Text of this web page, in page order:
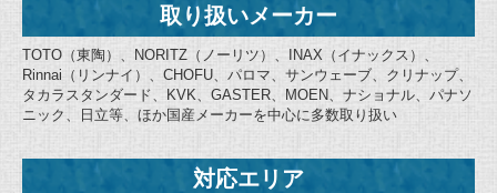
取り扱いメーカー
TOTO（東陶）、NORITZ（ノーリツ）、INAX（イナックス）、
Rinnai（リンナイ）、CHOFU、パロマ、サンウェーブ、クリナップ、
タカラスタンダード、KVK、GASTER、MOEN、ナショナル、パナソ
ニック、日立等、ほか国産メーカーを中心に多数取り扱い
対応エリア